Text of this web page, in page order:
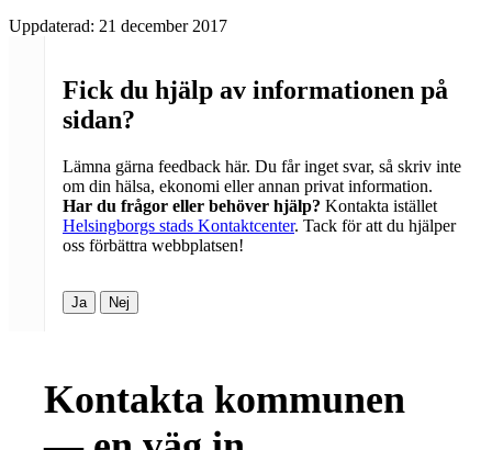
Uppdaterad: 21 december 2017
Fick du hjälp av informationen på
sidan?
Lämna gärna feedback här. Du får inget svar, så skriv inte
om din hälsa, ekonomi eller annan privat information.
Har du frågor eller behöver hjälp? Kontakta istället
Helsingborgs stads Kontaktcenter. Tack för att du hjälper
oss förbättra webbplatsen!
Ja Nej
Kontakta kommunen